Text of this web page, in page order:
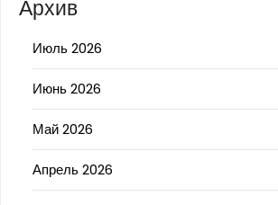
Архив
Июль 2026
Июнь 2026
Май 2026
Апрель 2026